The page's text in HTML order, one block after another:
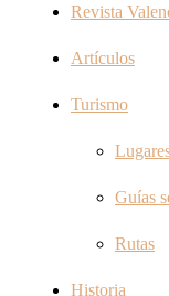
Revista
Artículos
Turismo
Guías
Rutas
Historia